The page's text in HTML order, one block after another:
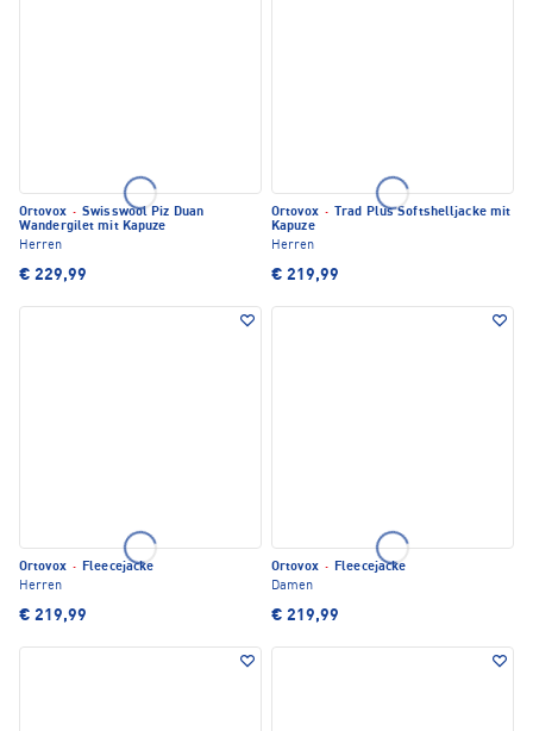
Ortovox · Swisswool Piz Duan
Wandergilet mit Kapuze
Herren
€ 229,99
Ortovox ·
Trad Plus Softshelljacke mit
Kapuze
Herren
€ 219,99
Ortovox · Fleecejacke
Herren
€ 219,99
Ortovox · Fleecejacke
Damen
€ 219,99